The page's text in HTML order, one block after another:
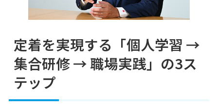
定着を実現する「個人学習 →
集合研修 → 職場実践」の3ス
テップ